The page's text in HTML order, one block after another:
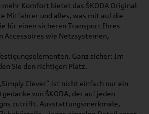
mehr Komfort bietet das ŠKODA Original
Mitfahrer und alles, was mit auf die
für einen sicheren Transport Ihres
Accessoires wie Netzsystemen,
Ganz sicher: Im
Sie den richtigen Platz.
Clever“ ist nicht einfach nur ein
von ŠKODA, der auf jeden
zutrifft. Ausstattungsmerkmale,